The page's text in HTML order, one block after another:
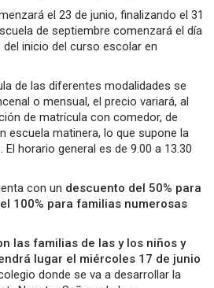
el 23 de junio, finalizando el 31
de septiembre comenzará el día
inicio del curso escolar en
de las diferentes modalidades se
o mensual, el precio variará, al
de matrícula con comedor, de
escuela matinera, lo que supone la
horario general es de 9.00 a 13.30
con un descuento del 50% para
100% para familias numerosas
las familias de las y los niños y
lugar el miércoles 17 de junio
donde se va a desarrollar la